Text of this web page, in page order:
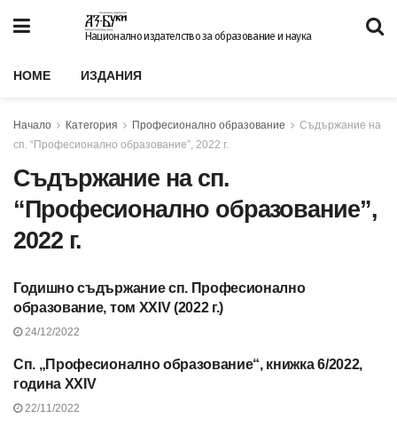
Национално издателство за образование и наука
HOME ИЗДАНИЯ
Начало Категория Професионално образование
Съдържание на
сп. “Професионално образование”, 2022 г.
Съдържание на сп.
“Професионално образование”,
2022 г.
СЪДЪРЖАНИЕ НА СП.
“ПРОФЕСИОНАЛНО
ОБРАЗОВАНИЕ”, 2022 Г.
Годишно съдържание сп. Професионално
образование, том XXIV (2022 г.)
24/12/2022
СЪДЪРЖАНИЕ НА СП.
“ПРОФЕСИОНАЛНО
ОБРАЗОВАНИЕ”, 2022 Г.
Сп. „Професионално образование“, книжка 6/2022,
година XXIV
22/11/2022